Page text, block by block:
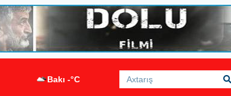
Bakı -°C